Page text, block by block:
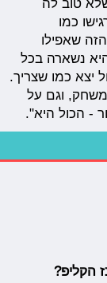
טוב לה
13 שעות שהרגישו כמו
שאפילו
נשארה בכל
יצא כמו שצריך.
וגם על
- הכול היא".
הקליפ?